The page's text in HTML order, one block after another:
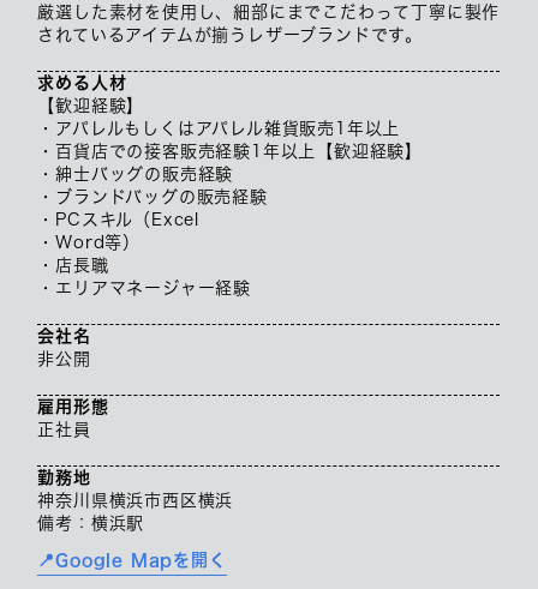
厳選した素材を使用し、細部にまでこだわって丁寧に製作
されているアイテムが揃うレザーブランドです。
求める人材
【歓迎経験】
・アパレルもしくはアパレル雑貨販売1年以上
・百貨店での接客販売経験1年以上【歓迎経験】
・紳士バッグの販売経験
・ブランドバッグの販売経験
・PCスキル（Excel
・Word等）
・店長職
・エリアマネージャー経験
会社名
非公開
雇用形態
正社員
勤務地
神奈川県横浜市西区横浜
備考：横浜駅
📍Google Mapを開く